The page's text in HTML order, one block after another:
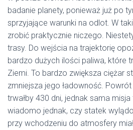
badanie planety, ponieważ już po
sprzyjające warunki na odlot. W
zrobić praktycznie niczego.
trasy. Do wejścia na trajektorię
bardzo dużych ilości paliwa, które
Ziemi. To bardzo zwiększa ciężar
zmniejsza jego ładowność.
trwałby 430 dni, jednak sama
wiadomo jednak, czy statek
przy wchodzeniu do atmosfery